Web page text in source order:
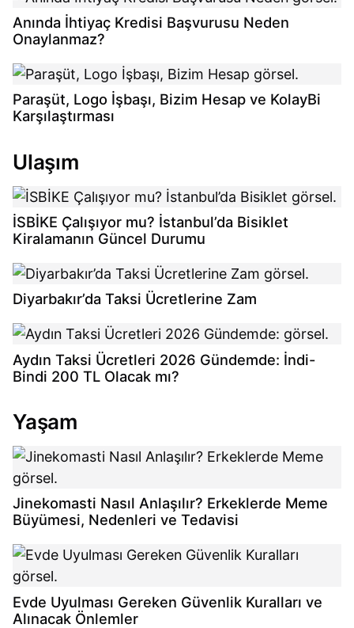
Anında İhtiyaç Kredisi Başvurusu Neden
Onaylanmaz?
Paraşüt, Logo İşbaşı, Bizim Hesap ve KolayBi
Karşılaştırması
Ulaşım
İSBİKE Çalışıyor mu? İstanbul’da Bisiklet
Kiralamanın Güncel Durumu
Diyarbakır’da Taksi Ücretlerine Zam
Aydın Taksi Ücretleri 2026 Gündemde: İndi-
Bindi 200 TL Olacak mı?
Yaşam
Jinekomasti Nasıl Anlaşılır? Erkeklerde Meme
Büyümesi, Nedenleri ve Tedavisi
Evde Uyulması Gereken Güvenlik Kuralları ve
Alınacak Önlemler